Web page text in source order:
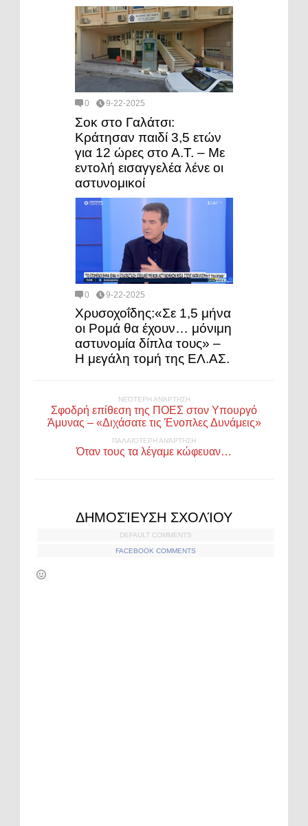
0 9-22-2025
Σοκ στο Γαλάτσι:
Κράτησαν παιδί 3,5 ετών
για 12 ώρες στο Α.Τ. – Με
εντολή εισαγγελέα λένε οι
αστυνομικοί
0 9-22-2025
Χρυσοχοΐδης:«Σε 1,5 μήνα
οι Ρομά θα έχουν… μόνιμη
αστυνομία δίπλα τους» –
Η μεγάλη τομή της ΕΛ.ΑΣ.
ΝΕΌΤΕΡΗ ΑΝΆΡΤΗΣΗ
Σφοδρή επίθεση της ΠΟΕΣ στον Υπουργό
Άμυνας – «Διχάσατε τις Ένοπλες Δυνάμεις»
ΠΑΛΑΙΌΤΕΡΗ ΑΝΆΡΤΗΣΗ
Όταν τους τα λέγαμε κώφευαν…
ΔΗΜΟΣΊΕΥΣΗ ΣΧΟΛΊΟΥ
DEFAULT COMMENTS
FACEBOOK COMMENTS